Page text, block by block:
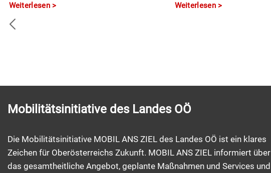
Weiterlesen Weiterlesen
Mobilitätsinitiative des Landes OÖ
Die Mobilitätsinitiative MOBIL ANS ZIEL des Landes OÖ ist ein klares
Zeichen für Oberösterreichs Zukunft. MOBIL ANS ZIEL informiert über
das gesamtheitliche Angebot, geplante Maßnahmen und Services und